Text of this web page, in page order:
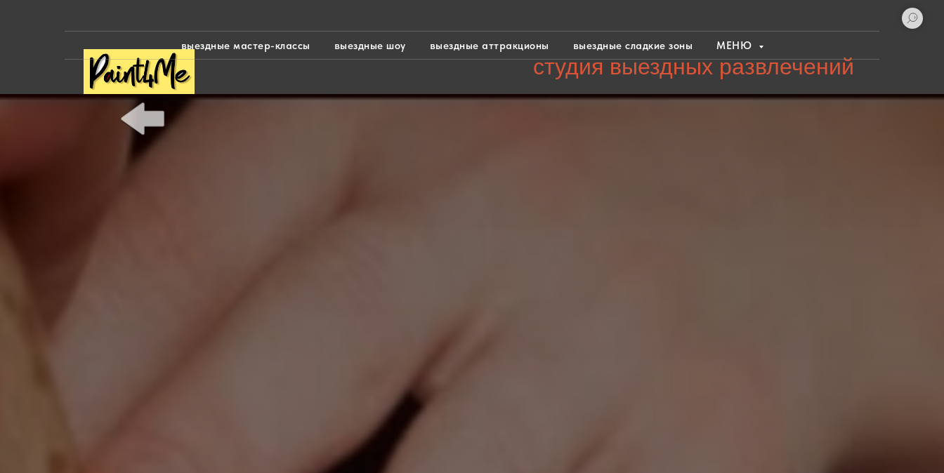
студия выездных развлечений
выездные мастер-классы выездные шоу выездные аттракционы выездные сладкие зоны МЕНЮ